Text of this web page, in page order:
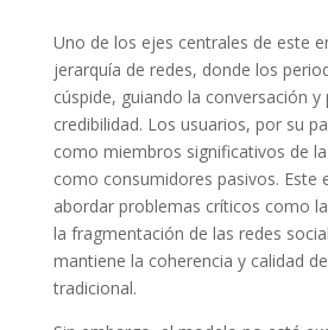
Uno de los ejes centrales de este
jerarquía de redes, donde los
cúspide, guiando la conversación
credibilidad. Los usuarios, por su
como miembros significativos de
como consumidores pasivos. Este
abordar problemas críticos como
la fragmentación de las redes
mantiene la coherencia y calidad
tradicional.